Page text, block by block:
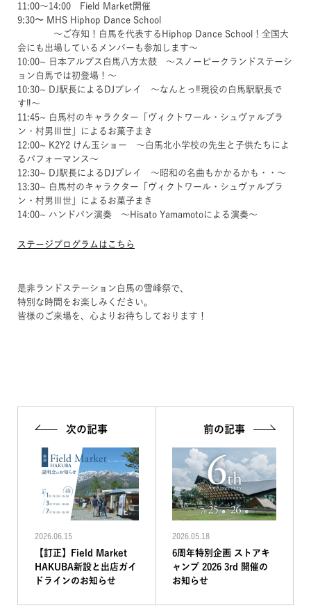
11:00～14:00 Field Market開催
9:30〜 MHS Hiphop Dance School
～ご存知！白馬を代表するHiphop Dance School！全国大
会にも出場しているメンバーも参加します～
10:00~ 日本アルプス白馬八方太鼓 ～スノーピークランドステーシ
ョン白馬では初登場！～
10:30~ DJ駅長によるDJプレイ ～なんとっ‼現役の白馬駅駅長で
す‼～
11:45~ 白馬村のキャラクター「ヴィクトワール・シュヴァルブラ
ン・村男Ⅲ世」によるお菓子まき
12:00~ K2Y2 けん玉ショー ～白馬北小学校の先生と子供たちによ
るパフォーマンス～
12:30~ DJ駅長によるDJプレイ ～昭和の名曲もかかるかも・・～
⁡13:30~ 白馬村のキャラクター「ヴィクトワール・シュヴァルブラ
ン・村男Ⅲ世」によるお菓子まき
14:00~ ハンドパン演奏 ～Hisato Yamamotoによる演奏～
ステージプログラムはこちら
是非ランドステーション白馬の雪峰祭で、
特別な時間をお楽しみください。
皆様のご来場を、心よりお待ちしております！
次の記事
2026.06.15
【訂正】Field Market
HAKUBA新設と出店ガイ
ドラインのお知らせ
前の記事
2026.05.18
6周年特別企画 ストアキ
ャンプ 2026 3rd 開催の
お知らせ